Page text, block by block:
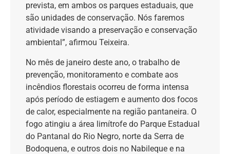
prevista, em ambos os parques estaduais, que
são unidades de conservação. Nós faremos
atividade visando a preservação e conservação
ambiental”, afirmou Teixeira.
No mês de janeiro deste ano, o trabalho de
prevenção, monitoramento e combate aos
incêndios florestais ocorreu de forma intensa
após período de estiagem e aumento dos focos
de calor, especialmente na região pantaneira. O
fogo atingiu a área limítrofe do Parque Estadual
do Pantanal do Rio Negro, norte da Serra de
Bodoquena, e outros dois no Nabileque e na